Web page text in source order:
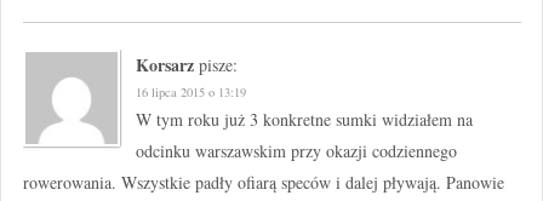
Korsarz pisze:
16 lipca 2015 o 13:19
W tym roku już 3 konkretne sumki widziałem na
odcinku warszawskim przy okazji codziennego
rowerowania. Wszystkie padły ofiarą speców i dalej pływają. Panowie